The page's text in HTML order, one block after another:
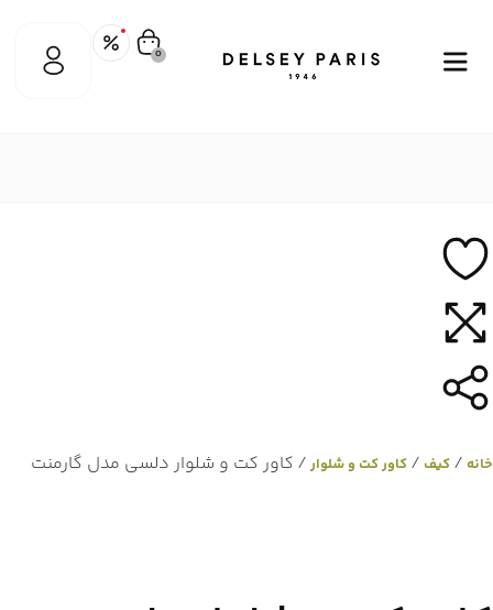
0
خانه / کیف / کاور کت و شلوار / کاور کت و شلوار دلسی مدل گارمنت